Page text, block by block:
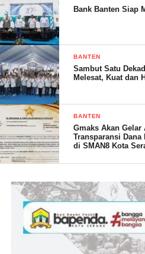
limbah tersebut menjadi hal yang
cocok dengan media tersebut
“Berawal dari 2 kandang
bulan Alhamdulillah kini sudah
yang saya kasih nama Raja
Bank Banten Siap
BANTEN
Sambut Satu
Melesat, Kuat dan
BANTEN
Gmaks Akan Gelar
Transparansi
di SMAN8 Kota